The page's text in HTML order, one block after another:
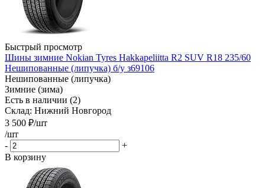
Быстрый просмотр
Шины зимние Nokian Tyres Hakkapeliitta R2 SUV R18 235/60
Нешипованные (липучка) б/у з69106
Нешипованные (липучка)
Зимние (зима)
Есть в наличии (2)
Склад: Нижний Новгород
3 500 ₽/шт
/шт
-
+
В корзину